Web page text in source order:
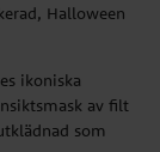
Halloween
ikoniska
av filt
som